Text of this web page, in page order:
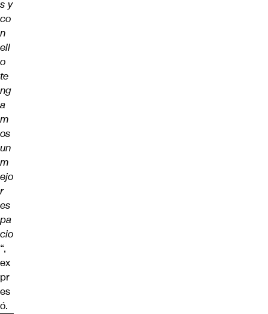
s y
co
n
ell
o
te
ng
a
m
os
un
m
ejo
r
es
pa
cio
“,
ex
pr
es
ó.